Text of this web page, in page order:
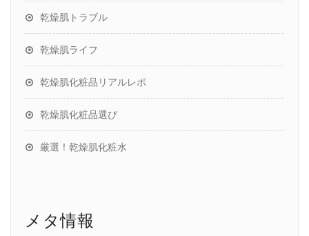
乾燥肌トラブル
乾燥肌ライフ
乾燥肌化粧品リアルレポ
乾燥肌化粧品選び
厳選！乾燥肌化粧水
メタ情報